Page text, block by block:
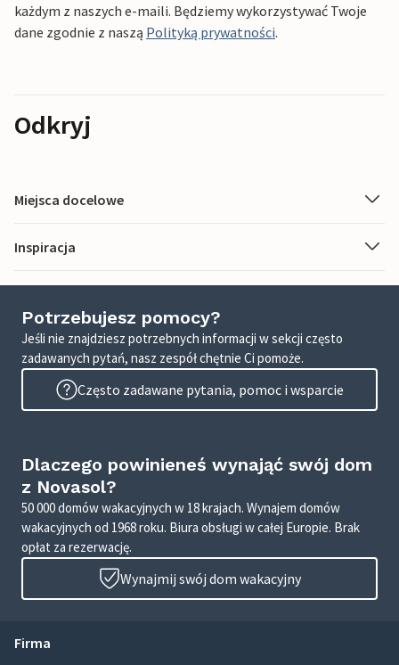
każdym z naszych e-maili. Będziemy wykorzystywać Twoje
dane zgodnie z naszą Polityką prywatności.
Odkryj
Miejsca docelowe
Inspiracja
Potrzebujesz pomocy?
Jeśli nie znajdziesz potrzebnych informacji w sekcji często
zadawanych pytań, nasz zespół chętnie Ci pomoże.
Często zadawane pytania, pomoc i wsparcie
Dlaczego powinieneś wynająć swój dom
z Novasol?
50 000 domów wakacyjnych w 18 krajach. Wynajem domów
wakacyjnych od 1968 roku. Biura obsługi w całej Europie. Brak
opłat za rezerwację.
Wynajmij swój dom wakacyjny
Firma